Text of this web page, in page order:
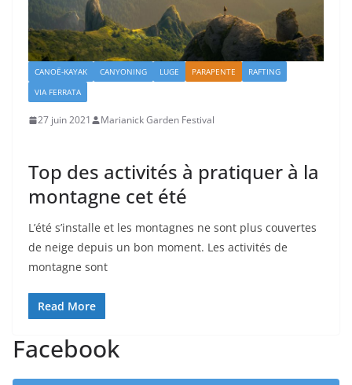
CANOË-KAYAK CANYONING LUGE PARAPENTE
RAFTING
VIA FERRATA
27 juin 2021 Marianick Garden Festival
Top des activités à pratiquer à la
montagne cet été
L’été s’installe et les montagnes ne sont plus couvertes
de neige depuis un bon moment. Les activités de
montagne sont
Read More
Facebook